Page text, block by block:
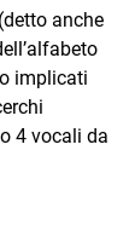
anche
implicati
4 vocali da